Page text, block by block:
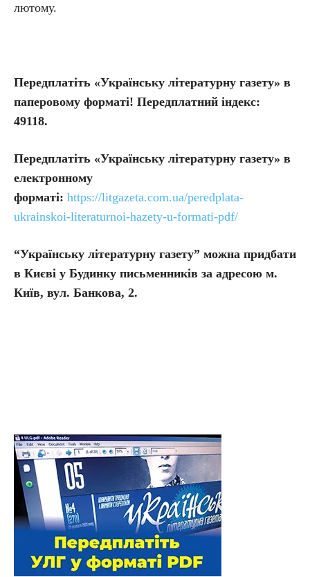
лютому.
Передплатіть «Українську літературну газету» в
паперовому форматі! Передплатний індекс:
49118.
Передплатіть «Українську літературну газету» в
електронному
форматі: https://litgazeta.com.ua/peredplata-
ukrainskoi-literaturnoi-hazety-u-formati-pdf/
“Українську літературну газету” можна придбати
в Києві у Будинку письменників за адресою м.
Київ, вул. Банкова, 2.